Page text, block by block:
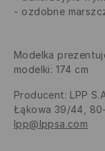
ozdobne
Modelka
modelki: 174 cm
Producent: LPP
Łąkowa 39/44,
lpp@lppsa.com